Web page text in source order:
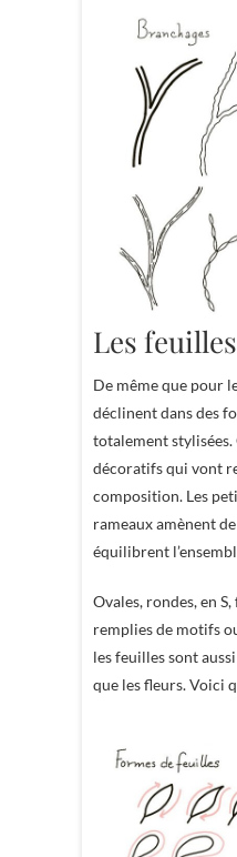
Les
De même que pour
déclinent dans des
totalement stylisées.
décoratifs qui vont
composition. Les
rameaux amènent
équilibrent
Ovales, rondes, en
remplies de motifs
les feuilles sont
que les fleurs. Voici